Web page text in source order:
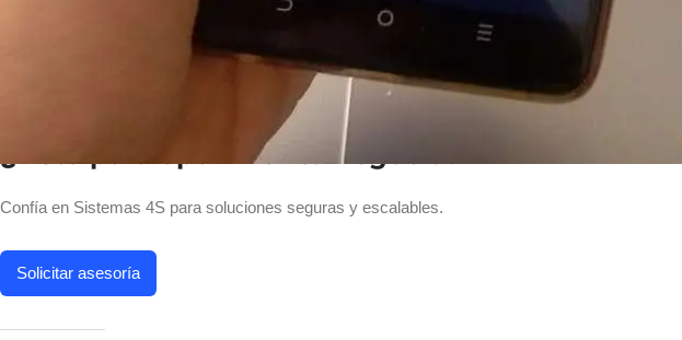
¿Qué es Hybrid LiteOS?
¿Ofrecen soporte remoto?
¿Listo para optimizar tu negocio?
Confía en Sistemas 4S para soluciones seguras y escalables.
Solicitar asesoría